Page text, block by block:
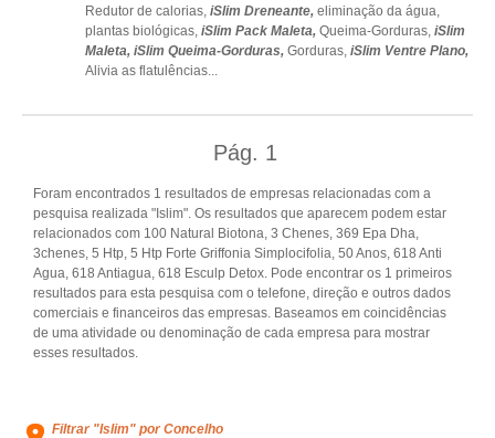
Redutor de calorias, iSlim Dreneante, eliminação da água,
plantas biológicas, iSlim Pack Maleta, Queima-Gorduras, iSlim
Maleta, iSlim Queima-Gorduras, Gorduras, iSlim Ventre Plano,
Alivia as flatulências...
Pág. 1
Foram encontrados 1 resultados de empresas relacionadas com a
pesquisa realizada "Islim". Os resultados que aparecem podem estar
relacionados com 100 Natural Biotona, 3 Chenes, 369 Epa Dha,
3chenes, 5 Htp, 5 Htp Forte Griffonia Simplocifolia, 50 Anos, 618 Anti
Agua, 618 Antiagua, 618 Esculp Detox. Pode encontrar os 1 primeiros
resultados para esta pesquisa com o telefone, direção e outros dados
comerciais e financeiros das empresas. Baseamos em coincidências
de uma atividade ou denominação de cada empresa para mostrar
esses resultados.
Filtrar "Islim" por Concelho